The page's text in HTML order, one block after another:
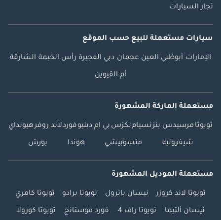
تجار السيارات
سيارات مستعملة للبيع حسب الموقع
الإمارات أبوظبي العين عجمان دبي الفجيرة رأس الخيمة الشارقة
أم القيوين
مستعملة الماركة المشهورة
تويوتا مرسيدس بنزنسياملكزس بي ام دبليوفوردلاند روفرهيونداي
شيفروليه متسوبيشي هوندا بورش
مستعملة الموديل المشهورة
تويوتا لاند كروزر نيسان باترول تويوتا برادو تويوتا كامري
نيسان ألتيما تويوتا راف 4 فورد موستانج تويوتا كورولا